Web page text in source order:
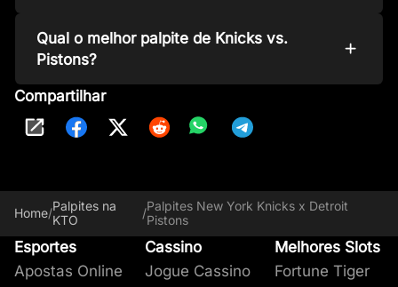
Qual o melhor palpite de Knicks vs.
Pistons?
Compartilhar
Home/Palpites na
KTO
/Palpites New York Knicks x Detroit
Pistons
Esportes
Apostas Online
Cassino
Jogue Cassino
Melhores Slots
Fortune Tiger